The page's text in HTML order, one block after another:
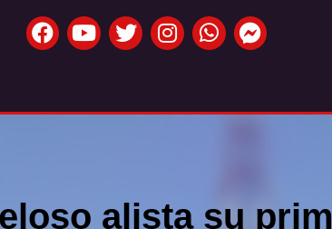
alista su